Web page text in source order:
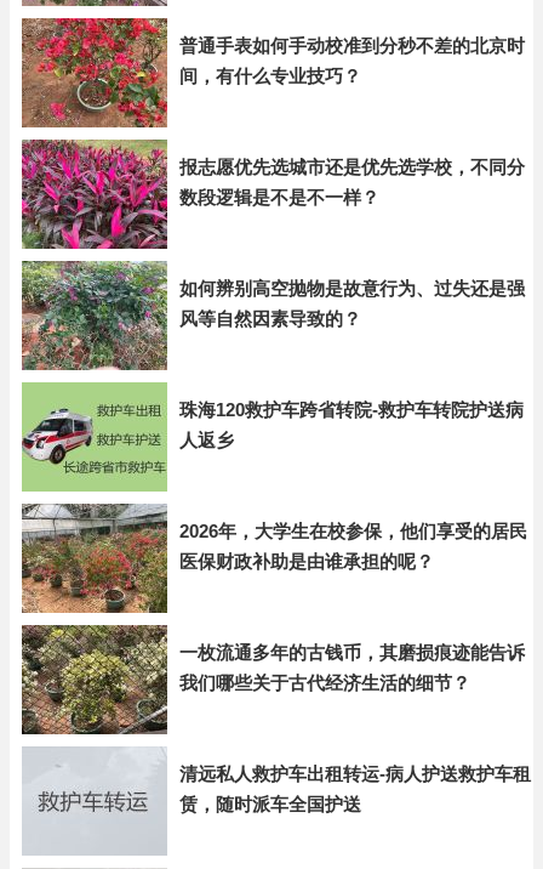
普通手表如何手动校准到分秒不差的北京时
间，有什么专业技巧？
报志愿优先选城市还是优先选学校，不同分
数段逻辑是不是不一样？
如何辨别高空抛物是故意行为、过失还是强
风等自然因素导致的？
珠海120救护车跨省转院-救护车转院护送病
人返乡
2026年，大学生在校参保，他们享受的居民
医保财政补助是由谁承担的呢？
一枚流通多年的古钱币，其磨损痕迹能告诉
我们哪些关于古代经济生活的细节？
清远私人救护车出租转运-病人护送救护车租
赁，随时派车全国护送